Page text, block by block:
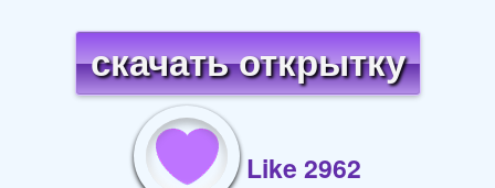
скачать открытку
Like 2962